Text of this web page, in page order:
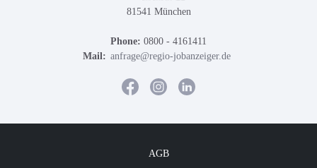
81541 München
Phone: 0800 - 4161411
Mail: anfrage@regio-jobanzeiger.de
AGB